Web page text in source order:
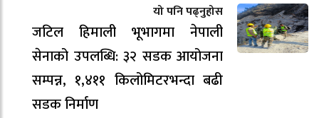
यो पनि पढ्नुहोस
जटिल हिमाली भूभागमा नेपाली
सेनाको उपलब्धि: ३२ सडक आयोजना
सम्पन्न, १,४११ किलोमिटरभन्दा बढी
सडक निर्माण